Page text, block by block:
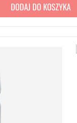
DODAJ DO KOSZYKA